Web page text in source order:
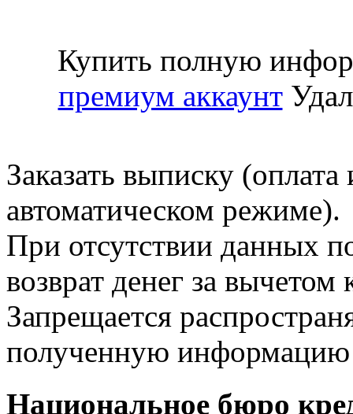
Купить полную
премиум аккаунт
Заказать выписку
автоматическом режиме).
При отсутствии данных
возврат денег за
Запрещается
полученную информацию
Национальное бюро